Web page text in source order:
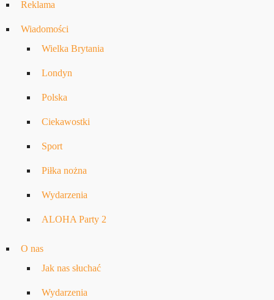
Reklama
Wiadomości
Wielka Brytania
Londyn
Polska
Ciekawostki
Sport
Piłka nożna
Wydarzenia
ALOHA Party 2
O nas
Jak nas słuchać
Wydarzenia